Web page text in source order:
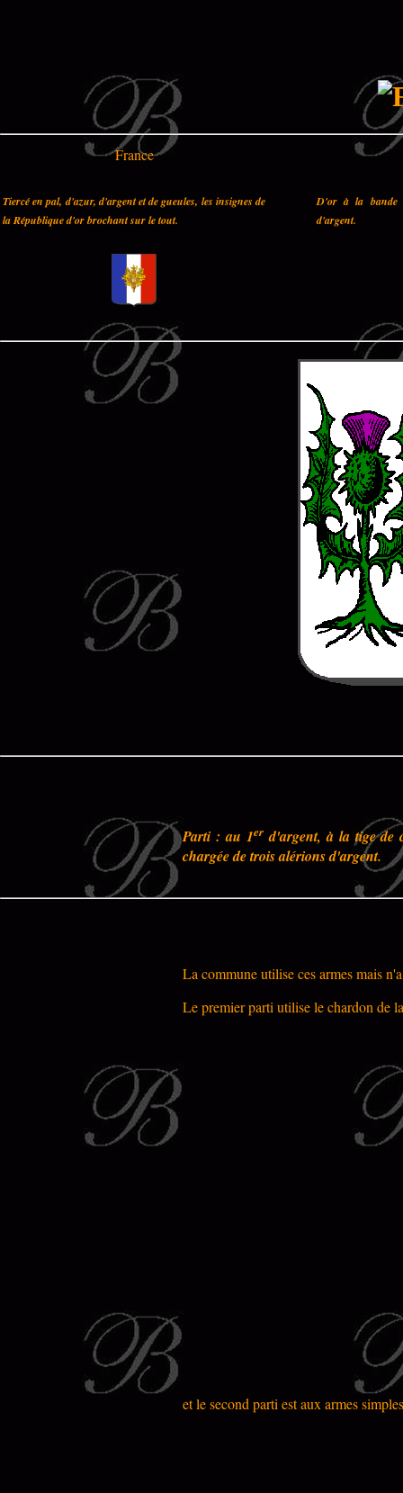
France
Tiercé en pal, d'azur, d'argent et de gueules, les insignes de
la République d'or brochant sur le tout.
D'or à la bande
d'argent.
Parti : au 1erd'argent, à la tige de
chargée de trois alérions d'argent.
La commune utilise ces armes mais
Le premier parti utilise le chardon de
et le second parti est aux armes